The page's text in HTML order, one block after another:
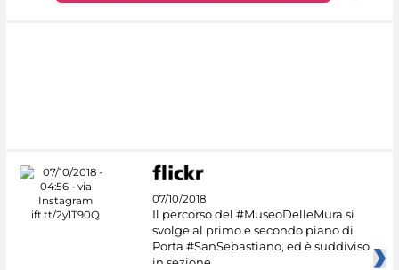
07/10/2018
Il percorso del #MuseoDelleMura si
svolge al primo e secondo piano di
Porta #SanSebastiano, ed è suddiviso
in sezione